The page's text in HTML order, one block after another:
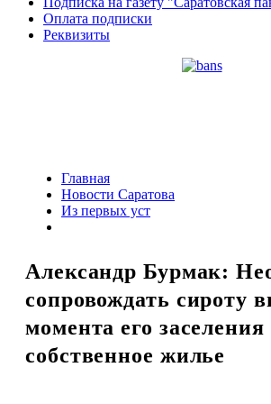
Оплата подписки
Реквизиты
Главная
Новости Саратова
Из пеpвых уст
Александр Бурмак:
сопровождать сироту
момента его заселения
собственное жилье